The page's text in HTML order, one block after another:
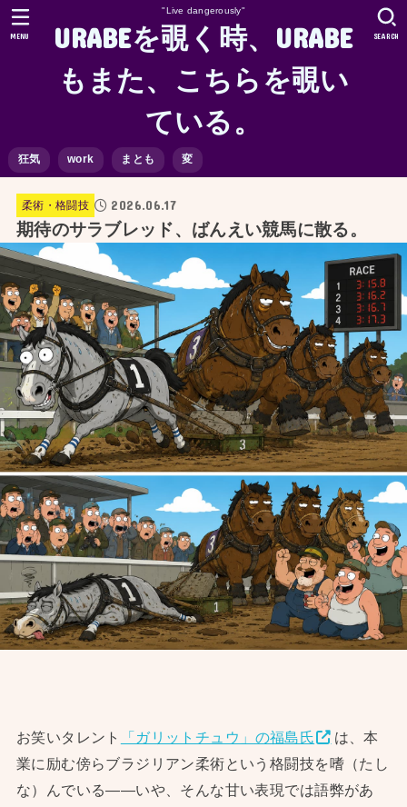
"Live dangerously"
URABEを覗く時、URABE
もまた、こちらを覗い
ている。
狂気 work まとも 変
SEARCH
MENU
柔術・格闘技 2026.06.17
期待のサラブレッド、ばんえい競馬に散る。
お笑いタレント 「ガリットチュウ」の福島氏
は、本
業に励む傍らブラジリアン柔術という格闘技を嗜（たし
な）んでいる——いや、そんな甘い表現では語弊があ